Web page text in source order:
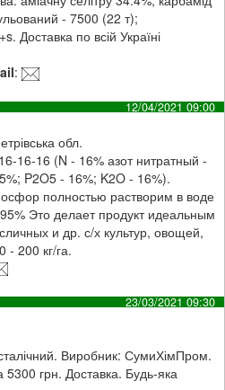
- 7500 (22 т);
Доставка по всій Україні
:
12/04/2021 09:00
обл.
16-16 (N - 16% азот нитратный -
P2O5 - 16%; K2O - 16%).
полностью растворим в воде
Это делает продукт идеальным
и др. с/х культур, овощей,
200 кг/га.
23/03/2021 09:30
Виробник: СумиХімПром.
5300 грн. Доставка. Будь-яка